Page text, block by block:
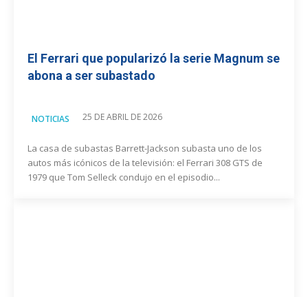
El Ferrari que popularizó la serie Magnum se
abona a ser subastado
NOTICIAS 25 DE ABRIL DE 2026
La casa de subastas Barrett-Jackson subasta uno de los
autos más icónicos de la televisión: el Ferrari 308 GTS de
1979 que Tom Selleck condujo en el episodio...